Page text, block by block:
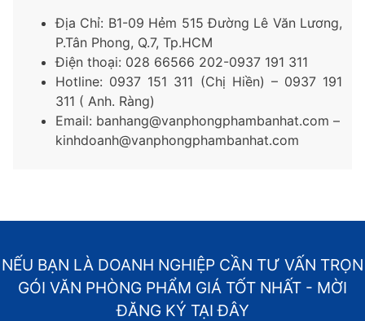
Địa Chỉ: B1-09 Hẻm 515 Đường Lê Văn Lương,
P.Tân Phong, Q.7, Tp.HCM
Điện thoại: 028 66566 202-0937 191 311
Hotline: 0937 151 311 (Chị Hiền) – 0937 191
311 ( Anh. Ràng)
Email: banhang@vanphongphambanhat.com –
kinhdoanh@vanphongphambanhat.com
NẾU BẠN LÀ DOANH NGHIỆP CẦN TƯ VẤN TRỌN
GÓI VĂN PHÒNG PHẨM GIÁ TỐT NHẤT - MỜI
ĐĂNG KÝ TẠI ĐÂY